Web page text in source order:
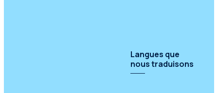
Langues que
nous traduisons